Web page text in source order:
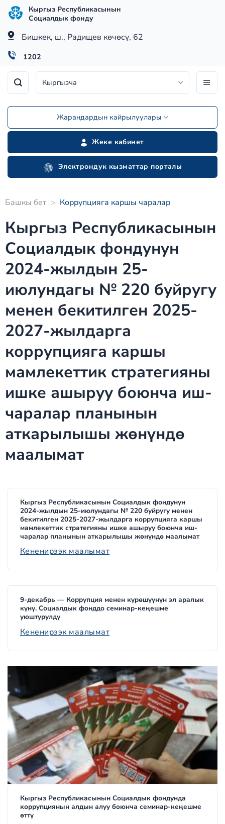
Skip
content
Кыргыз Республикасынын
Социалдык фонду
Бишкек, ш., Радищев көчөсү, 62
1202
Кыргызча
Жарандардын кайрылуулары
Жеке кабинет
Электрондук кызматтар порталы
Башкы бет > Коррупцияга каршы чаралар
Кыргыз Республикасынын
Социалдык фондунун
2024-жылдын 25-
июлундагы № 220 буйругу
менен бекитилген 2025-
2027-жылдарга
коррупцияга каршы
мамлекеттик стратегияны
ишке ашыруу боюнча иш-
чаралар планынын
аткарылышы жөнүндө
маалымат
Кыргыз Республикасынын Социалдык фондунун
2024-жылдын 25-июлундагы № 220 буйругу менен
бекитилген 2025-2027-жылдарга коррупцияга каршы
мамлекеттик стратегияны ишке ашыруу боюнча иш-
чаралар планынын аткарылышы жөнүндө маалымат
Кененирээк маалымат
9-декабрь — Коррупция менен күрөшүүнүн эл аралык
күнү. Социалдык фонддо семинар-кеңешме
уюштурулду
Кененирээк маалымат
Кыргыз Республикасынын Социалдык фондунда
коррупциянын алдын алуу боюнча семинар-кеңешме
өттү